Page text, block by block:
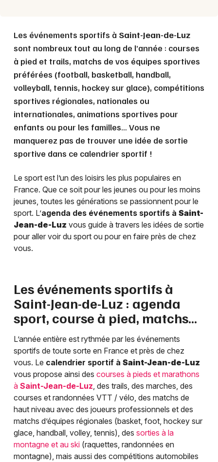
Les événements sportifs à Saint-Jean-de-Luz
sont nombreux tout au long de l’année : courses
à pied et trails, matchs de vos équipes sportives
préférées (football, basketball, handball,
volleyball, tennis, hockey sur glace), compétitions
sportives régionales, nationales ou
internationales, animations sportives pour
enfants ou pour les familles… Vous ne
manquerez pas de trouver une idée de sortie
sportive dans ce calendrier sportif !
Le sport est l’un des loisirs les plus populaires en
France. Que ce soit pour les jeunes ou pour les moins
jeunes, toutes les générations se passionnent pour le
sport. L’agenda des événements sportifs à Saint-
Jean-de-Luz vous guide à travers les idées de sortie
pour aller voir du sport ou pour en faire près de chez
vous.
Les événements sportifs à
Saint-Jean-de-Luz : agenda
sport, course à pied, matchs…
L’année entière est rythmée par les événements
sportifs de toute sorte en France et près de chez
vous. Le calendrier sportif à Saint-Jean-de-Luz
vous propose ainsi des courses à pieds et marathons
à Saint-Jean-de-Luz , des trails, des marches, des
courses et randonnées VTT / vélo, des matchs de
haut niveau avec des joueurs professionnels et des
matchs d’équipes régionales (basket, foot, hockey sur
glace, handball, volley, tennis), des sorties à la
montagne et au ski (raquettes, randonnées en
montagne), mais aussi des compétitions automobiles